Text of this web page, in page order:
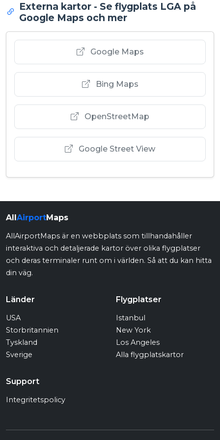
Externa kartor - Se flygplats LGA på
Google Maps och mer
Google Maps
Bing Maps
OpenStreetMap
Google Street View
All AirportMaps
AllAirportMaps är en webbplats som tillhandahåller
interaktiva och detaljerade kartor över olika flygplatser
och deras terminaler runt om i världen. Så att du kan hitta
din väg.
Länder
USA
Storbritannien
Tyskland
Sverige
Flygplatser
Istanbul
New York
Los Angeles
Alla flygplatskartor
Support
Integritetspolicy